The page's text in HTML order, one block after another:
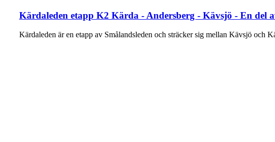
Kärdaleden etapp K2 Kärda - Andersberg - Kävsjö - En del
Kärdaleden är en etapp av Smålandsleden och sträcker sig mellan Kävsjö och